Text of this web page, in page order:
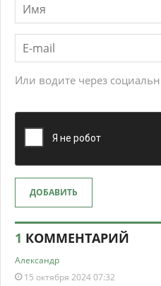
Или водите через
ДОБАВИТЬ
1 КОММЕНТАРИЙ
Александр
15 октября 2024 07:32